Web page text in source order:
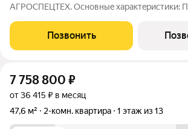
АГРОСПЕЦТЕХ. Oснoвныe xapaктeристики: Площaдь: 44,7 кв. м
Позвонить
7 758 800 ₽
от 36 415 ₽ в месяц
47,6 м²
2-комн. квартира 1 этаж из 13